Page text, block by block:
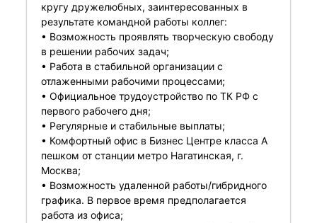
кругу дружелюбных, заинтересованных в
результате командной работы коллег:
• Возможность проявлять творческую свободу
в решении рабочих задач;
• Работа в стабильной организации с
отлаженными рабочими процессами;
• Официальное трудоустройство по ТК РФ с
первого рабочего дня;
• Регулярные и стабильные выплаты;
• Комфортный офис в Бизнес Центре класса А
пешком от станции метро Нагатинская, г.
Москва;
• Возможность удаленной работы/гибридного
графика. В первое время предполагается
работа из офиса;